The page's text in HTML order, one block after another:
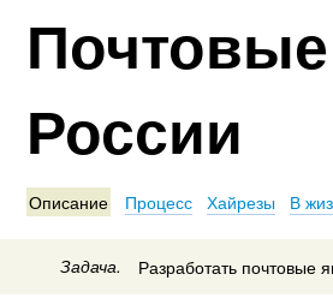
России
Описание Процесс Хайрезы В
Задача. Разработать почтовые